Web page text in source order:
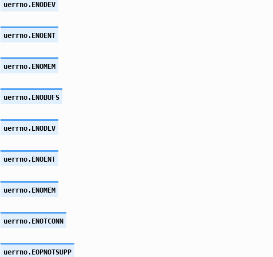
uerrno.ENODEV
uerrno.ENOENT
uerrno.ENOMEM
uerrno.ENOBUFS
uerrno.ENODEV
uerrno.ENOENT
uerrno.ENOMEM
uerrno.ENOTCONN
uerrno.EOPNOTSUPP